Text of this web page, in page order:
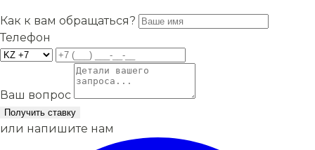
Как к вам обращаться?
Телефон
Ваш вопрос
Получить ставку
или напишите нам